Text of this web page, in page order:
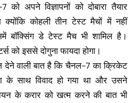
अपने विज्ञापनों को दोबारा तैयार
क्योंकि कोहली तीन टेस्ट मैचों में नहीं
बॉक्सिंग डे टेस्ट मैच भी शामिल है।
को इससे दोगुना फायदा होगा।
देने वाली बात है कि चैनल-7 का क्रिकेट
के साथ विवाद हो गया था और उसने
के करार को खत्म करने की बात भी